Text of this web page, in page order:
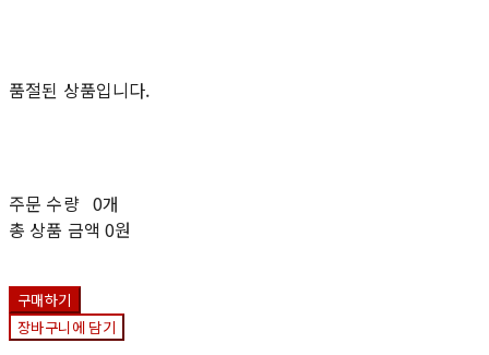
품절된 상품입니다.
주문 수량 0개
총 상품 금액 0원
구매하기
장바구니에 담기